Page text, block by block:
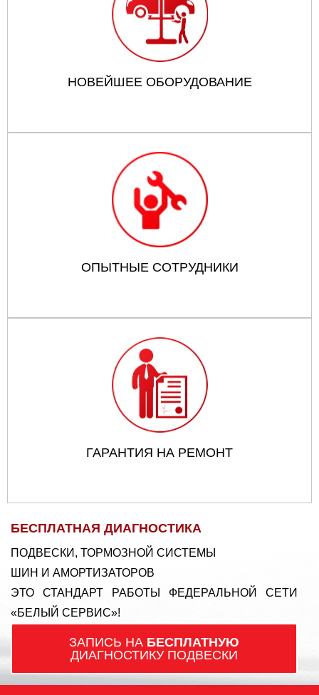
НОВЕЙШЕЕ ОБОРУДОВАНИЕ
ОПЫТНЫЕ СОТРУДНИКИ
ГАРАНТИЯ НА РЕМОНТ
БЕСПЛАТНАЯ ДИАГНОСТИКА
ПОДВЕСКИ, ТОРМОЗНОЙ СИСТЕМЫ
ШИН И АМОРТИЗАТОРОВ
ЭТО СТАНДАРТ РАБОТЫ ФЕДЕРАЛЬНОЙ СЕТИ
«БЕЛЫЙ СЕРВИС»!
ЗАПИСЬ НА БЕСПЛАТНУЮ
ДИАГНОСТИКУ ПОДВЕСКИ